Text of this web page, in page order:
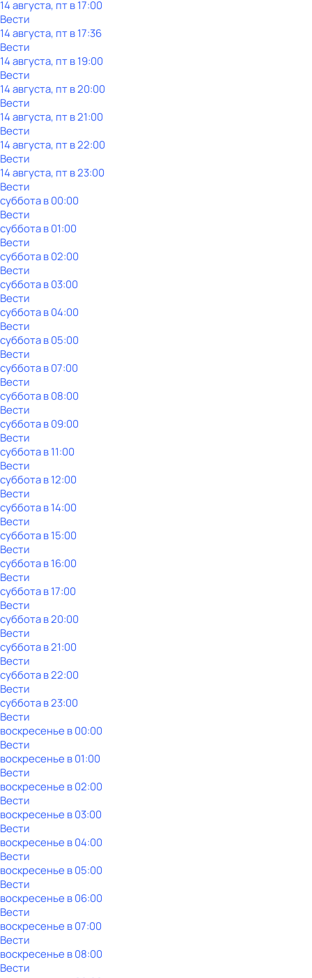
14 августа, пт в 17:00
Вести
14 августа, пт в 17:36
Вести
14 августа, пт в 19:00
Вести
14 августа, пт в 20:00
Вести
14 августа, пт в 21:00
Вести
14 августа, пт в 22:00
Вести
14 августа, пт в 23:00
Вести
субботав00:00
Вести
субботав01:00
Вести
субботав02:00
Вести
субботав03:00
Вести
субботав04:00
Вести
субботав05:00
Вести
субботав07:00
Вести
субботав08:00
Вести
субботав09:00
Вести
субботав11:00
Вести
субботав12:00
Вести
субботав14:00
Вести
субботав15:00
Вести
субботав16:00
Вести
субботав17:00
Вести
субботав20:00
Вести
субботав21:00
Вести
субботав22:00
Вести
субботав23:00
Вести
воскресенье в00:00
Вести
воскресенье в01:00
Вести
воскресенье в02:00
Вести
воскресенье в03:00
Вести
воскресенье в04:00
Вести
воскресенье в05:00
Вести
воскресенье в06:00
Вести
воскресенье в07:00
Вести
воскресенье в08:00
Вести